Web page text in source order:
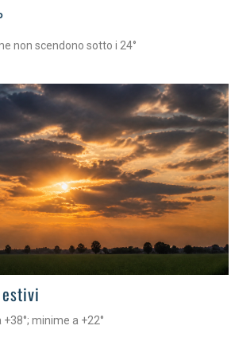
non scendono sotto i 24°
minime a +22°